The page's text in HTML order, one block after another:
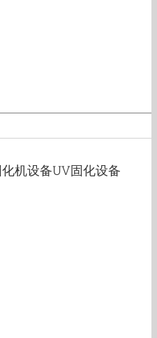
机设备UV固化设备